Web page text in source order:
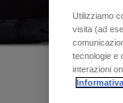
Utilizziamo
visita (ad
tecnologie e
interazioni